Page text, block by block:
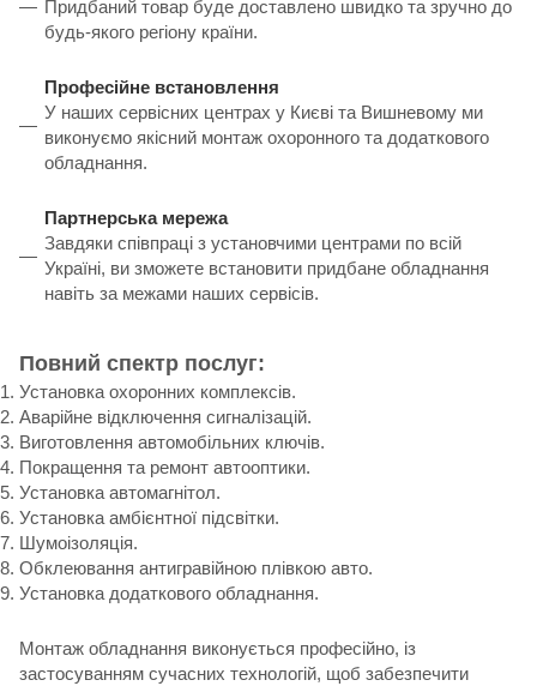
Придбаний товар буде доставлено швидко та зручно до
будь-якого регіону країни.
Професійне встановлення
У наших сервісних центрах у Києві та Вишневому ми
виконуємо якісний монтаж охоронного та додаткового
обладнання.
Партнерська мережа
Завдяки співпраці з установчими центрами по всій
Україні, ви зможете встановити придбане обладнання
навіть за межами наших сервісів.
Повний спектр послуг:
Установка охоронних комплексів.
Аварійне відключення сигналізацій.
Виготовлення автомобільних ключів.
Покращення та ремонт автооптики.
Установка автомагнітол.
Установка амбієнтної підсвітки.
Шумоізоляція.
Обклеювання антигравійною плівкою авто.
Установка додаткового обладнання.
Монтаж обладнання виконується професійно, із
застосуванням сучасних технологій, щоб забезпечити